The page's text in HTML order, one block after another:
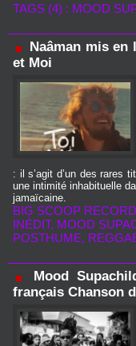
TAGS (4) : MOOD
Naâman mis
et Moi
: il s’agit d’un des rares
une intimité inhabituelle
jamaïcaine.
BIG SCOOP
INÉDIT, MOOD
POSTHUME,
Mood
français Chanson